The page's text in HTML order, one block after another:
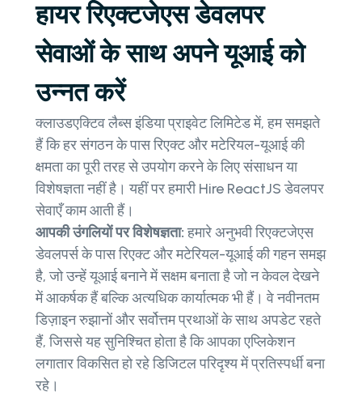
हायर रिएक्टजेएस डेवलपर
सेवाओं के साथ अपने यूआई को
उन्नत करें
क्लाउडएक्टिव लैब्स इंडिया प्राइवेट लिमिटेड में, हम समझते
हैं कि हर संगठन के पास रिएक्ट और मटेरियल-यूआई की
क्षमता का पूरी तरह से उपयोग करने के लिए संसाधन या
विशेषज्ञता नहीं है। यहीं पर हमारी Hire ReactJS डेवलपर
सेवाएँ काम आती हैं।
आपकी उंगलियों पर विशेषज्ञता:हमारे अनुभवी रिएक्टजेएस
डेवलपर्स के पास रिएक्ट और मटेरियल-यूआई की गहन समझ
है, जो उन्हें यूआई बनाने में सक्षम बनाता है जो न केवल देखने
में आकर्षक हैं बल्कि अत्यधिक कार्यात्मक भी हैं। वे नवीनतम
डिज़ाइन रुझानों और सर्वोत्तम प्रथाओं के साथ अपडेट रहते
हैं, जिससे यह सुनिश्चित होता है कि आपका एप्लिकेशन
लगातार विकसित हो रहे डिजिटल परिदृश्य में प्रतिस्पर्धी बना
रहे।